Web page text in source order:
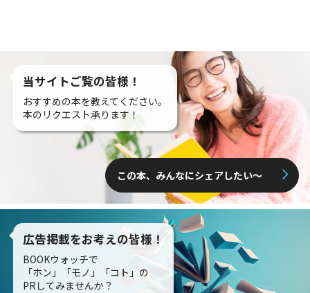
当サイトご覧の皆様！
おすすめの本を教えてください。
本のリクエスト承ります！
この本、みんなにシェアしたい〜
広告掲載をお考えの皆様！
BOOKウォッチで
「ホン」「モノ」「コト」の
PRしてみませんか？